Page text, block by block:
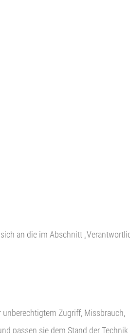
an die im Abschnitt
Zugriff, Missbrauch,
passen sie dem Stand der Technik